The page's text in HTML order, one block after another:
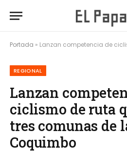
Portada » Lanzan competencia de ciclismo de ruta que
REGIONAL
Lanzan
ciclismo de ruta
tres comunas de
Coquimbo